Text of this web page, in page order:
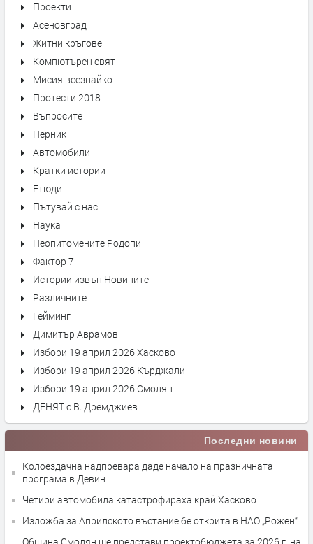
Проекти
Асеновград
Житни кръгове
Компютърен свят
Мисия всезнайко
Протести 2018
Въпросите
Перник
Автомобили
Кратки истории
Етюди
Пътувай с нас
Наука
Неопитомените Родопи
Фактор 7
Истории извън Новините
Различните
Гейминг
Димитър Аврамов
Избори 19 април 2026 Хасково
Избори 19 април 2026 Кърджали
Избори 19 април 2026 Смолян
ДЕНЯТ с В. Дремджиев
Последни новини
Колоездачна надпревара даде начало на празничната
програма в Девин
Четири автомобила катастрофираха край Хасково
Изложба за Априлското въстание бе открита в НАО „Рожен“